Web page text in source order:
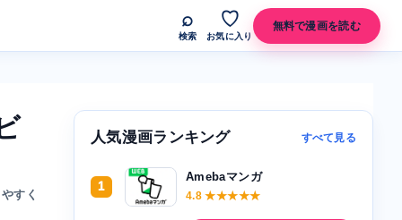
⌕
検索
♡
お気に入り
無料で漫画を読む
すく
人気漫画ランキング すべて見る
1
Amebaマンガ
4.8 ★★★★★